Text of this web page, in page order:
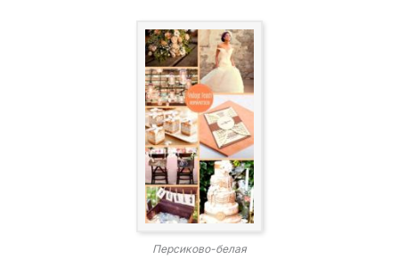
Персиково-белая